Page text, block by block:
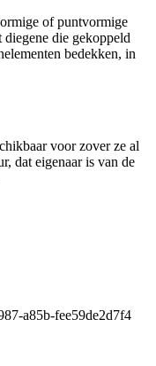
of puntvormige
die gekoppeld
bedekken, in
voor zover ze al
dat eigenaar is van de
a85b-fee59de2d7f4